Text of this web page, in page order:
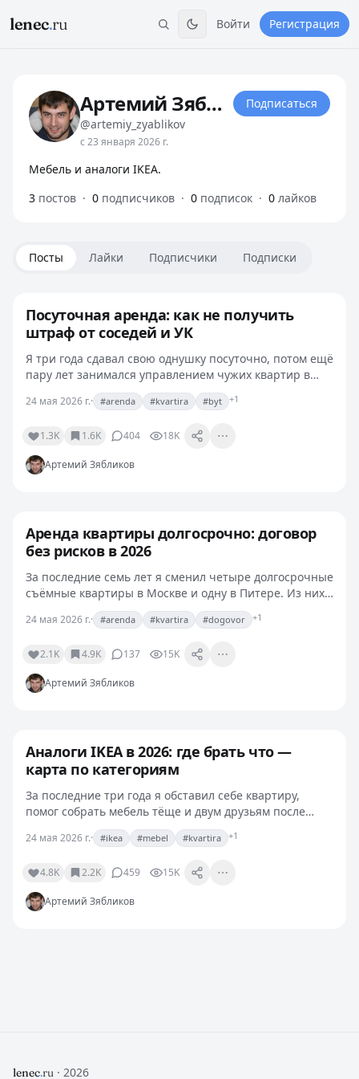
lenec.ru Войти Регистрация
Артемий Зябликов
@artemiy_zyablikov
с 23 января 2026 г.
Подписаться
Мебель и аналоги IKEA.
3 постов · 0 подписчиков · 0 подписок · 0 лайков
Посты Лайки Подписчики Подписки
Посуточная аренда: как не получить
штраф от соседей и УК
Я три года сдавал свою однушку посуточно, потом ещё
пару лет занимался управлением чужих квартир в
этом режиме. И отдельно жил в МКД, где соседи
сверху сдавали посуточно, и это было, мягко говоря,…
24 мая 2026 г.· #arenda #kvartira #byt +1
1.3K 1.6K 404 18K
Артемий Зябликов
Аренда квартиры долгосрочно: договор
без рисков в 2026
За последние семь лет я сменил четыре долгосрочные
съёмные квартиры в Москве и одну в Питере. Из них
на одной оставлял залог "за царапину на двери", на
другой попал на повышение цены через два месяца…
24 мая 2026 г.· #arenda #kvartira #dogovor +1
2.1K 4.9K 137 15K
Артемий Зябликов
Аналоги IKEA в 2026: где брать что —
карта по категориям
За последние три года я обставил себе квартиру,
помог собрать мебель тёще и двум друзьям после
переезда. У меня скопилась рабочая карта: что лучше
брать у Hoff, что у Leroy, что у мелких…
24 мая 2026 г.· #ikea #mebel #kvartira +1
4.8K 2.2K 459 15K
Артемий Зябликов
lenec.ru · 2026